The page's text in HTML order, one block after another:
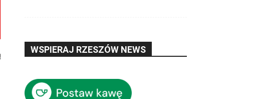
WSPIERAJ RZESZÓW NEWS